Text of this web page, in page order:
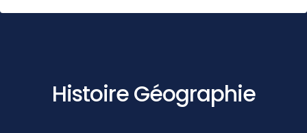
Histoire Géographie